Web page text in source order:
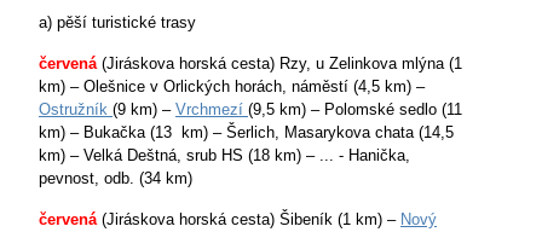
a) pěší turistické trasy
červená(Jiráskova horská cesta) Rzy, u Zelinkova mlýna (1
km) – Olešnice v Orlických horách, náměstí (4,5 km) –
Ostružník (9 km) – Vrchmezí (9,5 km) – Polomské sedlo (11
km) – Bukačka (13 km) – Šerlich, Masarykova chata (14,5
km) – Velká Deštná, srub HS (18 km) – ... - Hanička,
pevnost, odb. (34 km)
červená(Jiráskova horská cesta) Šibeník (1 km) – Nový